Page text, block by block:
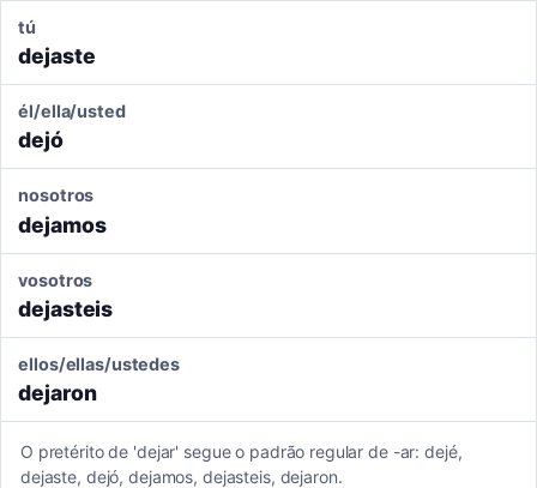
tú
dejaste
él/ella/usted
dejó
nosotros
dejamos
vosotros
dejasteis
ellos/ellas/ustedes
dejaron
O pretérito de 'dejar' segue o padrão regular de -ar: dejé,
dejaste, dejó, dejamos, dejasteis, dejaron.